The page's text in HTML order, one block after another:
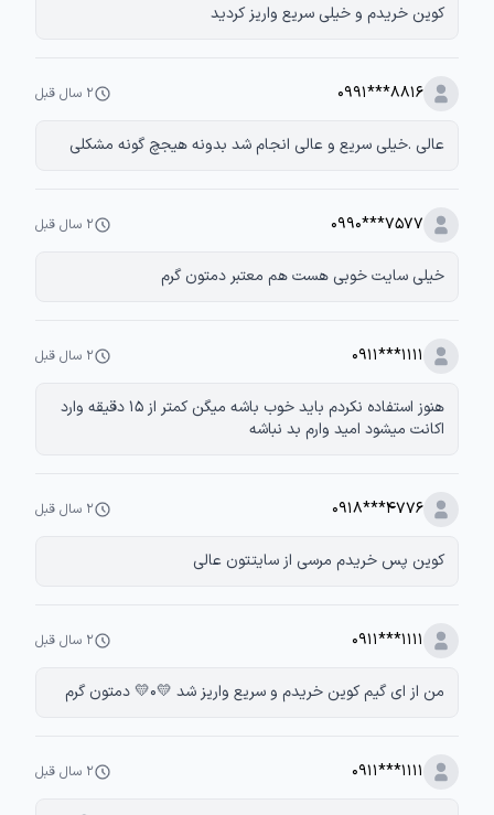
کوین خریدم و خیلی سریع واریز کردید
0991***8816 ۲ سال قبل
عالی .خیلی سریع و عالی انجام شد بدونه هیجچ گونه مشکلی
0990***7577 ۲ سال قبل
خیلی سایت خوبی هست هم معتبر دمتون گرم
0911***1111 ۲ سال قبل
هنوز استفاده نکردم باید خوب باشه میگن کمتر از 15 دقیقه وارد
اکانت میشود امید وارم بد نباشه
0918***4776 ۲ سال قبل
کوین پس خریدم مرسی از سایتتون عالی
0911***1111 ۲ سال قبل
من از ای گیم کوین خریدم و سریع واریز شد 💛۰💛 دمتون گرم
0911***1111 ۲ سال قبل